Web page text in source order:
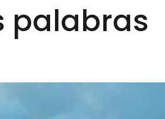
palabras